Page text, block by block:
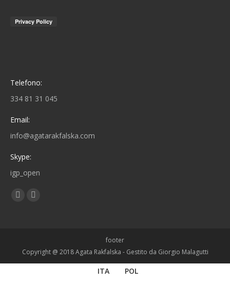
Telefono:
334 81 31 045
Email:
info@agatarakfalska.com
Skype:
igp_open
Find us on:
Facebook
new
Linkedin
new
footer
Copyright @ 2018 Agata Rakfalska - Gestito da Giorgio Malagutti
ITA POL